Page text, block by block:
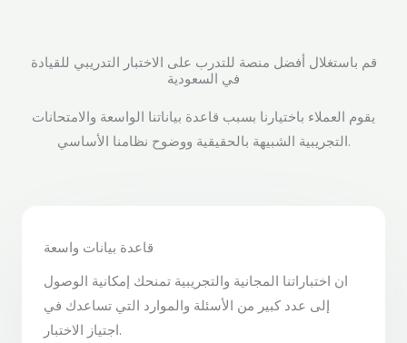
قم باستغلال أفضل منصة للتدرب على الاختبار التدريبي للقيادة
في السعودية
يقوم العملاء باختيارنا بسبب قاعدة بياناتنا الواسعة والامتحانات
التجريبية الشبيهة بالحقيقية ووضوح نظامنا الأساسي.
قاعدة بيانات واسعة
ان اختباراتنا المجانية والتجريبية تمنحك إمكانية الوصول
إلى عدد كبير من الأسئلة والموارد التي تساعدك في
اجتياز الاختبار.